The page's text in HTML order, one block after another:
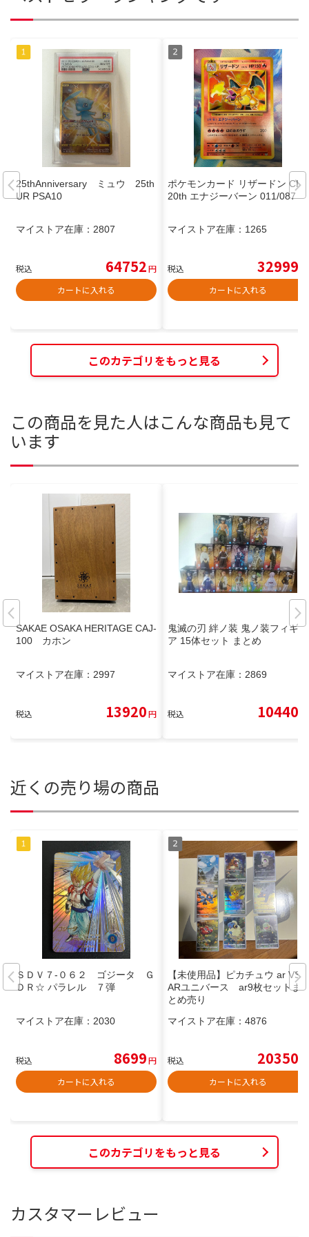
25thAnniversary ミュウ 25th
UR PSA10
マイストア在庫： 2807
税込 64752円
カートに入れる
ポケモンカード リザードン CP6
20th エナジーバーン 011/087
マイストア在庫： 1265
税込 32999
カートに入れる
このカテゴリをもっと見る
この商品を見た人はこんな商品も見て
います
SAKAE OSAKA HERITAGE CAJ-
100 カホン
マイストア在庫： 2997
税込 13920円
鬼滅の刃 絆ノ装 鬼ノ装フィギュ
ア 15体セット まとめ
マイストア在庫： 2869
税込 10440
近くの売り場の商品
ＳＤＶ７-０６２ ゴジータ Ｇ
ＤＲ☆ パラレル ７弾
マイストア在庫： 2030
税込 8699円
カートに入れる
【未使用品】ピカチュウ ar VST
ARユニバース ar9枚セットま
とめ売り
マイストア在庫： 4876
税込 20350
カートに入れる
このカテゴリをもっと見る
カスタマーレビュー